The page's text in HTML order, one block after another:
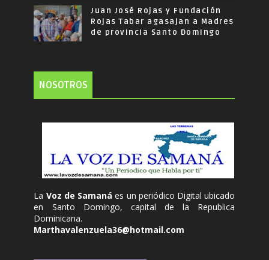
Juan José Rojas y Fundación
Rojas Tabar agasajan a Madres
de provincia Santo Domingo
NOSOTROS
La Voz de Samanáes un periódico Digital ubicado
en Santo Domingo, capital de la Republica
Dominicana.
Marthavalenzuela36@hotmail.com